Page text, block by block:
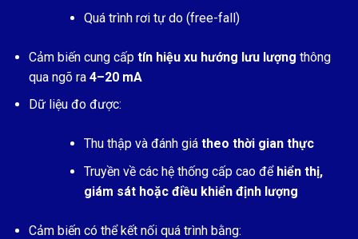
Quá trình rơi tự do (free-fall)
Cảm biến cung cấp tín hiệu xu hướng lưu lượng thông
qua ngõ ra 4–20 mA
Dữ liệu đo được:
Thu thập và đánh giá theo thời gian thực
Truyền về các hệ thống cấp cao để hiển thị,
giám sát hoặc điều khiển định lượng
Cảm biến có thể kết nối quá trình bằng: